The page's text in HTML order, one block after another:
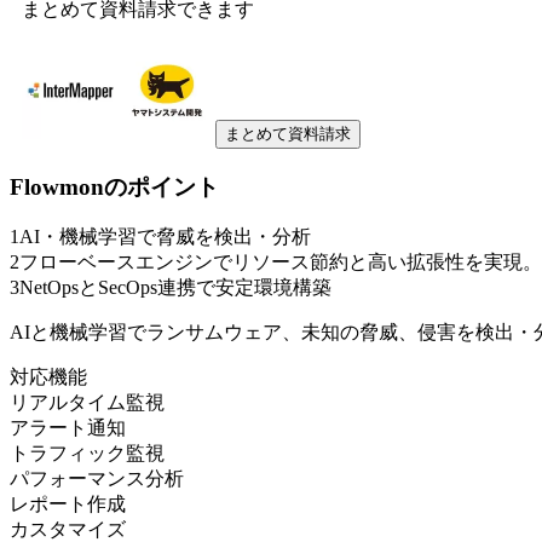
まとめて資料請求できます
まとめて資料請求
Flowmonのポイント
1AI・機械学習で脅威を検出・分析
2フローベースエンジンでリソース節約と高い拡張性を実現。
3NetOpsとSecOps連携で安定環境構築
AIと機械学習でランサムウェア、未知の脅威、侵害を検出・
対応機能
リアルタイム監視
アラート通知
トラフィック監視
パフォーマンス分析
レポート作成
カスタマイズ